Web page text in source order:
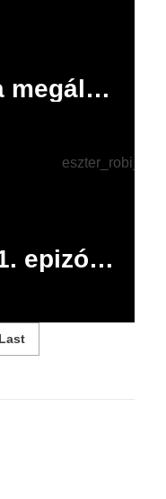
13. epizód: AI, a megállíthatatlan
11. epizód: „Értékes nyomot hagytam” – beszélgetés Kertészné Gérecz Eszterrel
Last